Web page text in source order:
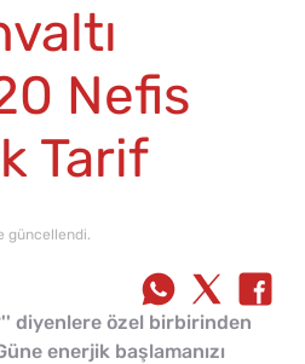
Nefis
Tarif
güncellendi.
diyenlere özel birbirinden
enerjik başlamanızı